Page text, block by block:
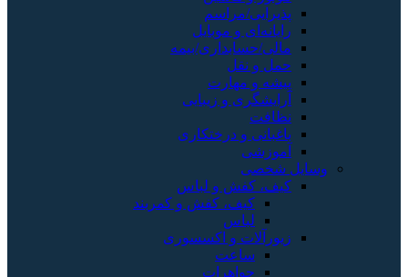
پذیرایی/مراسم
رایانه‌ای و موبایل
مالی/حسابداری/بیمه
حمل و نقل
پیشه و مهارت
آرایشگری و زیبایی
نظافت
باغبانی و درختکاری
آموزشی
وسایل شخصی
کیف، کفش و لباس
کیف، کفش و کمربند
لباس
زیورآلات و اکسسوری
ساعت
جواهرات